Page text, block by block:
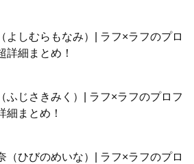
よしむらもなみ）| ラフ×ラフのプロ
詳細まとめ！
ふじさきみく）| ラフ×ラフのプロフ
細まとめ！
（ひびのめいな）| ラフ×ラフのプロ